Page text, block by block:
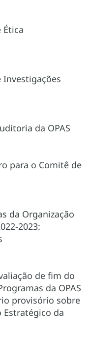
da OPAS
para o Comitê de
da Organização
2023:
de fim do
da OPAS
provisório sobre
da